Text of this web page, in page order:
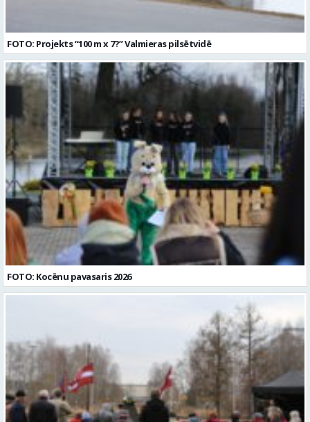
FOTO: Projekts “100 m x 7?” Valmieras pilsētvidē
FOTO: Kocēnu pavasaris 2026